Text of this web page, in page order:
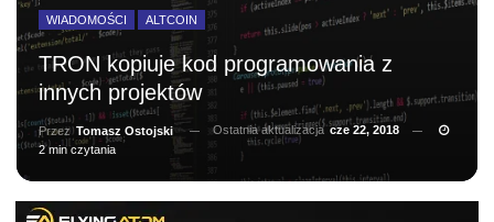
WIADOMOŚCI ALTCOIN
TRON kopiuje kod programowania z
innych projektów
PrzezTomasz Ostojski Ostatnia aktualizacjacze 22, 2018
2 min czytania